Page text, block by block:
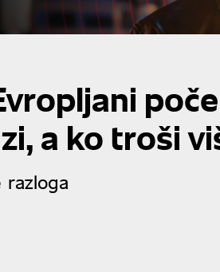
a ko troši
razloga